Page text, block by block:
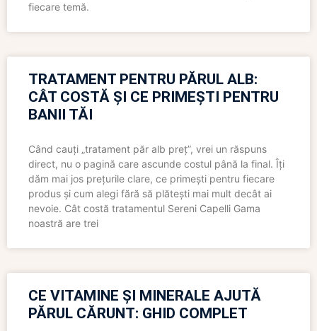
fiecare temă.
TRATAMENT PENTRU PĂRUL ALB:
CÂT COSTĂ ȘI CE PRIMEȘTI PENTRU
BANII TĂI
Când cauți „tratament păr alb preț”, vrei un răspuns
direct, nu o pagină care ascunde costul până la final. Îți
dăm mai jos prețurile clare, ce primești pentru fiecare
produs și cum alegi fără să plătești mai mult decât ai
nevoie. Cât costă tratamentul Sereni Capelli Gama
noastră are trei
CE VITAMINE ȘI MINERALE AJUTĂ
PĂRUL CĂRUNT: GHID COMPLET